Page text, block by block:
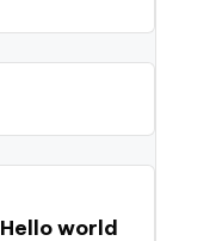
Hello world!